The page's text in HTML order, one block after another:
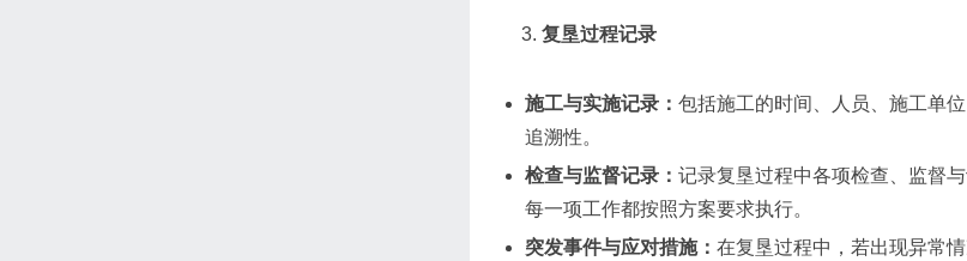
复垦过程记录
施工与实施记录： 包括施工的时间、人员、施工单
追溯性。
检查与监督记录： 记录复垦过程中各项检查、监督
每一项工作都按照方案要求执行。
突发事件与应对措施： 在复垦过程中，若出现异常